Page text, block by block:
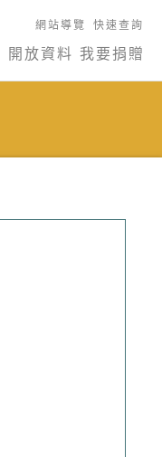
網站導覽 快速查詢
開放資料 我要捐贈